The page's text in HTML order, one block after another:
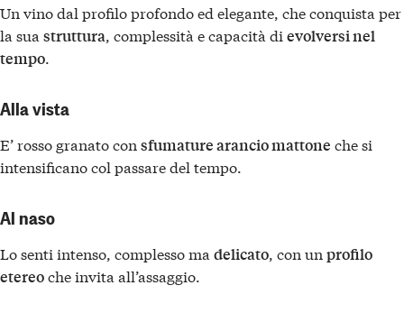
Un vino dal profilo profondo ed elegante, che conquista per
la sua struttura, complessità e capacità di evolversi nel
tempo.
Alla vista
E’ rosso granato con sfumature arancio mattone che si
intensificano col passare del tempo.
Al naso
Lo senti intenso, complesso ma delicato, con un profilo
etereoche invita all’assaggio.